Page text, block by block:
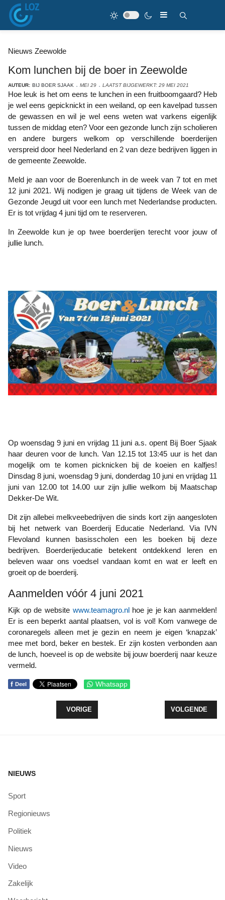
Nieuws Zeewolde
Kom lunchen bij de boer in Zeewolde
AUTEUR: BIJ BOER SJAAK MEI 29 LAATST BIJGEWERKT: 29 MEI 2021
Hoe leuk is het om eens te lunchen in een fruitboomgaard? Heb
je wel eens gepicknickt in een weiland, op een kavelpad tussen
de gewassen en wil je wel eens weten wat varkens eigenlijk
tussen de middag eten? Voor een gezonde lunch zijn scholieren
en andere burgers welkom op verschillende boerderijen
verspreid door heel Nederland en 2 van deze bedrijven liggen in
de gemeente Zeewolde.
Meld je aan voor de Boerenlunch in de week van 7 tot en met
12 juni 2021. Wij nodigen je graag uit tijdens de Week van de
Gezonde Jeugd uit voor een lunch met Nederlandse producten.
Er is tot vrijdag 4 juni tijd om te reserveren.
In Zeewolde kun je op twee boerderijen terecht voor jouw of
jullie lunch.
Op woensdag 9 juni en vrijdag 11 juni a.s. opent Bij Boer Sjaak
haar deuren voor de lunch. Van 12.15 tot 13:45 uur is het dan
mogelijk om te komen picknicken bij de koeien en kalfjes!
Dinsdag 8 juni, woensdag 9 juni, donderdag 10 juni en vrijdag 11
juni van 12.00 tot 14.00 uur zijn jullie welkom bij Maatschap
Dekker-De Wit.
Dit zijn allebei melkveebedrijven die sinds kort zijn aangesloten
bij het netwerk van Boerderij Educatie Nederland. Via IVN
Flevoland kunnen basisscholen een les boeken bij deze
bedrijven. Boerderijeducatie betekent ontdekkend leren en
beleven waar ons voedsel vandaan komt en wat er leeft en
groeit op de boerderij.
Aanmelden vóór 4 juni 2021
Kijk op de website www.teamagro.nlhoe je je kan aanmelden!
Er is een beperkt aantal plaatsen, vol is vol! Kom vanwege de
coronaregels alleen met je gezin en neem je eigen ‘knapzak’
mee met bord, beker en bestek. Er zijn kosten verbonden aan
de lunch, hoeveel is op de website bij jouw boerderij naar keuze
vermeld.
f Deel Whatsapp
VORIG ARTIKEL: SUCCESVOLLE UITGESTELDE
VORIGE VOLGENDE
VOLGENDE
NIEUWS
Sport
Regionieuws
Politiek
Nieuws
Video
Zakelijk